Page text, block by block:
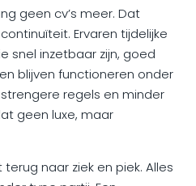
geen cv’s meer. Dat
Ervaren tijdelijke
snel inzetbaar zijn, goed
blijven functioneren onder
regels en minder
geen luxe, maar
naar ziek en piek. Alles